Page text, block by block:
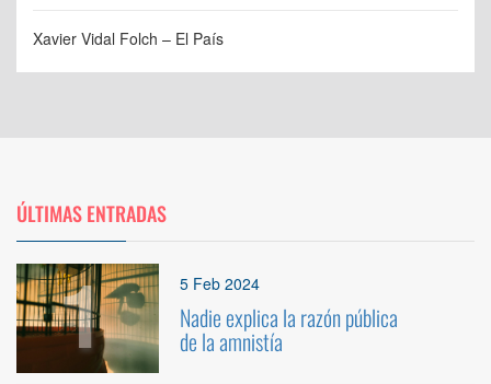
Xavier Vidal Folch – El País
ÚLTIMAS ENTRADAS
1 5 Feb 2024
Nadie explica la razón pública
de la amnistía